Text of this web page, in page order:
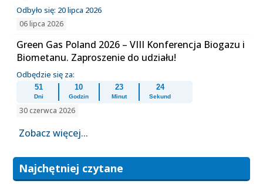
Odbyło się: 20 lipca 2026
06 lipca 2026
Green Gas Poland 2026 – VIII Konferencja Biogazu i
Biometanu. Zaproszenie do udziału!
Odbędzie się za:
51
Dni
10
Godzin
23
Minut
24
Sekund
30 czerwca 2026
Zobacz więcej...
Najchętniej czytane